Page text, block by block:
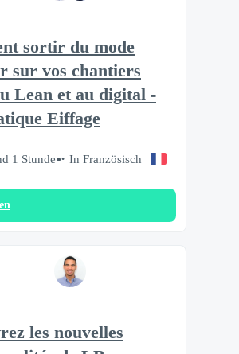
sortir du mode
sur vos chantiers
Lean et au digital -
Eiffage
1 Stunde In Französisch
les nouvelles